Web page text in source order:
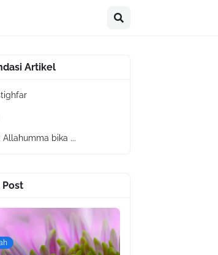
Artikel
Allahumma bika ...
Post